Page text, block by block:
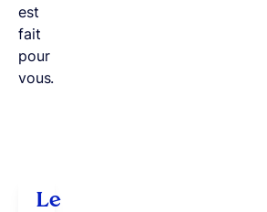
est
fait
pour
vous.
Le